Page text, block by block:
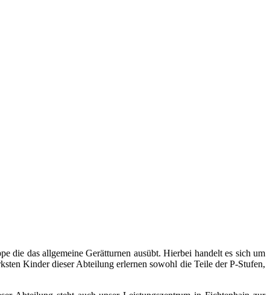
die das allgemeine Gerätturnen ausübt. Hierbei handelt es sich um
Kinder dieser Abteilung erlernen sowohl die Teile der P-Stufen,